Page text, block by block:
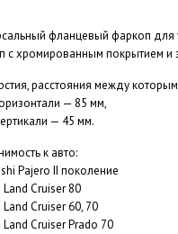
фланцевый фаркоп
с хромированным покрытием и
расстояния между
— 85 мм,
— 45 мм.
к авто:
Pajero II поколение
Cruiser 80
Cruiser 60, 70
Cruiser Prado 70